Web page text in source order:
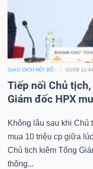
GIAO DỊCH NỘI BỘ 03/08 11:44
Tiếp nối Chủ
Giám đốc HPX
Không lâu sau khi
mua 10 triệu cp giữa
Chủ tịch kiêm Tổng
thông...